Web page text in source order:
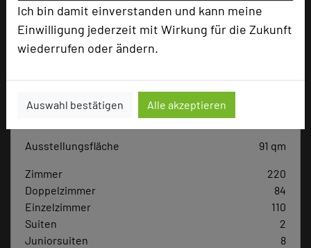
Ich bin damit einverstanden und kann meine
Einwilligung jederzeit mit Wirkung für die Zukunft
wiederrufen oder ändern.
Auswahl bestätigen Alle akzeptieren
Hoteldaten
Max. Tagungskapazität (Personen)
Parlamentarisch
150
Reihenbestuhlung
Ausstellungsfläche 91 qm
Zimmer
220
Doppelzimmer
84
Einzelzimmer
110
Suiten
2
Juniorsuiten
8